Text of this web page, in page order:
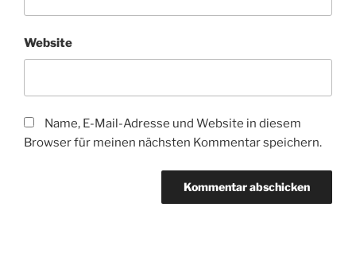
Website
Name, E-Mail-Adresse und Website in diesem
Browser für meinen nächsten Kommentar speichern.